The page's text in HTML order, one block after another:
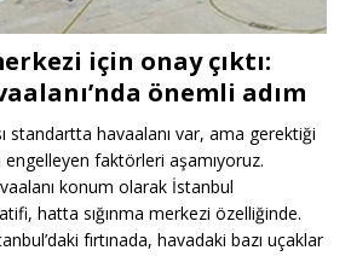
için onay çıktı:
önemli adım
standartta havaalanı var, ama gerektiği
engelleyen faktörleri aşamıyoruz.
konum olarak İstanbul
hatta sığınma merkezi özelliğinde.
fırtınada, havadaki bazı uçaklar